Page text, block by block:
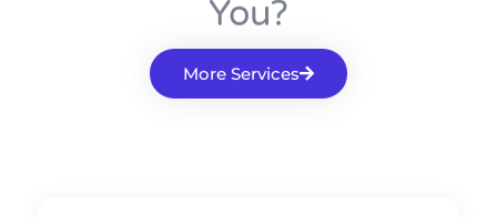
You?
More Services